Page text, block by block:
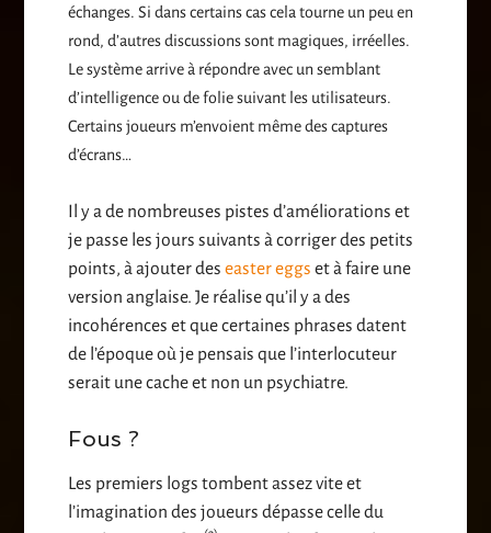
échanges. Si dans certains cas cela tourne un peu en
rond, d’autres discussions sont magiques, irréelles.
Le système arrive à répondre avec un semblant
d’intelligence ou de folie suivant les utilisateurs.
Certains joueurs m’envoient même des captures
d’écrans…
Il y a de nombreuses pistes d’améliorations et
je passe les jours suivants à corriger des petits
points, à ajouter deseaster eggs et à faire une
version anglaise. Je réalise qu’il y a des
incohérences et que certaines phrases datent
de l’époque où je pensais que l’interlocuteur
serait une cache et non un psychiatre.
Fous ?
Les premiers logs tombent assez vite et
l’imagination des joueurs dépasse celle du